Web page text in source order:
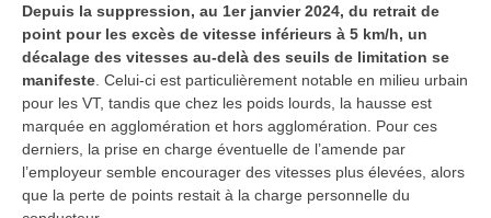
Depuis la suppression, au 1er janvier 2024, du retrait de
point pour les excès de vitesse inférieurs à 5 km/h, un
décalage des vitesses au-delà des seuils de limitation se
manifeste . Celui-ci est particulièrement notable en milieu urbain
pour les VT, tandis que chez les poids lourds, la hausse est
marquée en agglomération et hors agglomération. Pour ces
derniers, la prise en charge éventuelle de l’amende par
l’employeur semble encourager des vitesses plus élevées, alors
que la perte de points restait à la charge personnelle du